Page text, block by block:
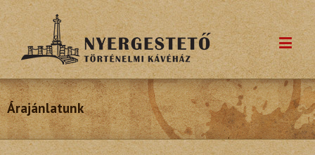
Árajánlatunk